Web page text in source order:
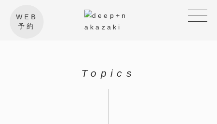
WEB
予約
Topics